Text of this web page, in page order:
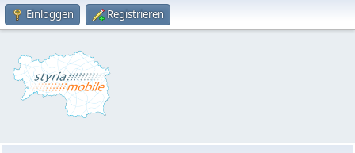
Einloggen Registrieren